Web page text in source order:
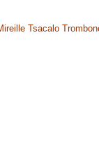
Tsacalo